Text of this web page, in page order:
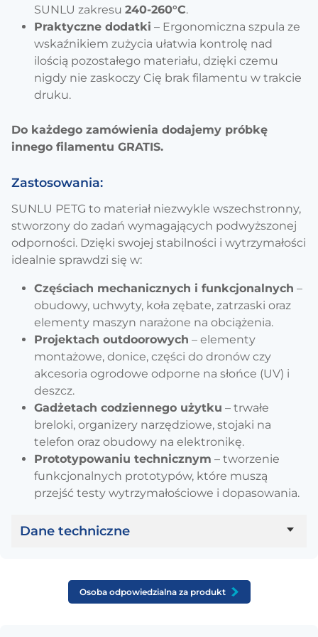
SUNLU zakresu 240-260°C.
Praktyczne dodatki – Ergonomiczna szpula ze
wskaźnikiem zużycia ułatwia kontrolę nad
ilością pozostałego materiału, dzięki czemu
nigdy nie zaskoczy Cię brak filamentu w trakcie
druku.
Do każdego zamówienia dodajemy próbkę
innego filamentu GRATIS.
Zastosowania:
SUNLU PETG to materiał niezwykle wszechstronny,
stworzony do zadań wymagających podwyższonej
odporności. Dzięki swojej stabilności i wytrzymałości
idealnie sprawdzi się w:
Częściach mechanicznych i funkcjonalnych –
obudowy, uchwyty, koła zębate, zatrzaski oraz
elementy maszyn narażone na obciążenia.
Projektach outdoorowych – elementy
montażowe, donice, części do dronów czy
akcesoria ogrodowe odporne na słońce (UV) i
deszcz.
Gadżetach codziennego użytku – trwałe
breloki, organizery narzędziowe, stojaki na
telefon oraz obudowy na elektronikę.
Prototypowaniu technicznym – tworzenie
funkcjonalnych prototypów, które muszą
przejść testy wytrzymałościowe i dopasowania.
Dane techniczne
Parametr Wartość
Osoba odpowiedzialna za produkt